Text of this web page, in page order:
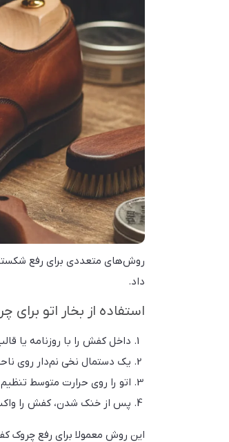
روش‌های متعددی برای رفع
داد.
استفاده از بخار اتو
داخل کفش را با روزنامه یا
یک دستمال نخی نم‌دار روی
اتو را روی حرارت متوسط
پس از خنک شدن، کفش را واکس
این روش معمولا برای رفع چروک